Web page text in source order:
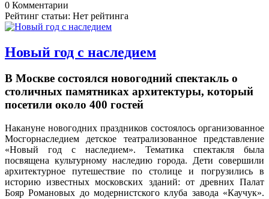
0 Комментарии
Рейтинг статьи: Нет рейтинга
Новый год с наследием
В Москве состоялся новогодний спектакль о
столичных памятниках архитектуры, который
посетили около 400 гостей
Накануне новогодних праздников состоялось организованное
Мосгорнаследием детское театрализованное представление
«Новый год с наследием».
Тематика спектакля была
посвящена культурному наследию города. Дети совершили
архитектурное путешествие по столице и погрузились в
историю известных московских зданий: от древних Палат
Бояр Романовых до модернистского клуба завода «Каучук».